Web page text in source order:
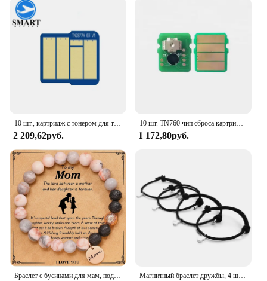
exception. It is crafted from recyclable materials,
reflecting our commitment to sustainability. By
choosing this toner cartridge, you are not only
investing in a reliable printing solution but also in a
greener future. With our commitment to quality and
sustainability, you can trust that your printing needs
are met with the utmost care and consideration.
10 шт., картридж с тонером для телефона
2 209,62руб.
10 шт. TN760 чип сброса картриджа с тонером для Brother HL-L2375DW L2370DN L2350DW MFC-L2750DW L2730DW L2710DW L2710DN L2310D чип
1 172,80руб.
Браслет с бусинами для мам, подвеска для мамы, незаменимый идеальный подарок для празднования дня рождения, годовщины, Дня благодарения или Дня матери Магнитный браслет дружбы, 4 шт., браслет в форме сердца из сплава, плетеный шнур, регулируемые браслеты для женщин, хороший подарок для друзей и семьи